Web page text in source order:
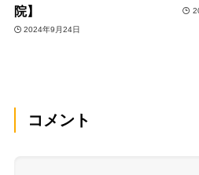
院】
2024年9月24日
コメント